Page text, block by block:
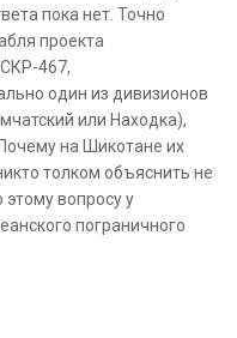
пока нет. Точно
проекта
467,
один из дивизионов
или Находка),
на Шикотане их
толком объяснить не
вопросу у
пограничного